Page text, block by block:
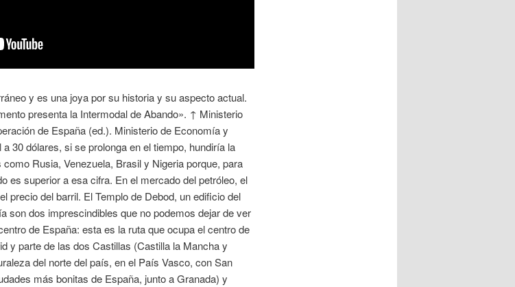
y es una joya por su historia y su aspecto actual.
presenta la Intermodal de Abando». ↑ Ministerio
de España (ed.). Ministerio de Economía y
30 dólares, si se prolonga en el tiempo, hundiría la
Rusia, Venezuela, Brasil y Nigeria porque, para
es superior a esa cifra. En el mercado del petróleo, el
precio del barril. El Templo de Debod, un edificio del
son dos imprescindibles que no podemos dejar de ver
de España: esta es la ruta que ocupa el centro de
y parte de las dos Castillas (Castilla la Mancha y
del norte del país, en el País Vasco, con San
más bonitas de España, junto a Granada) y